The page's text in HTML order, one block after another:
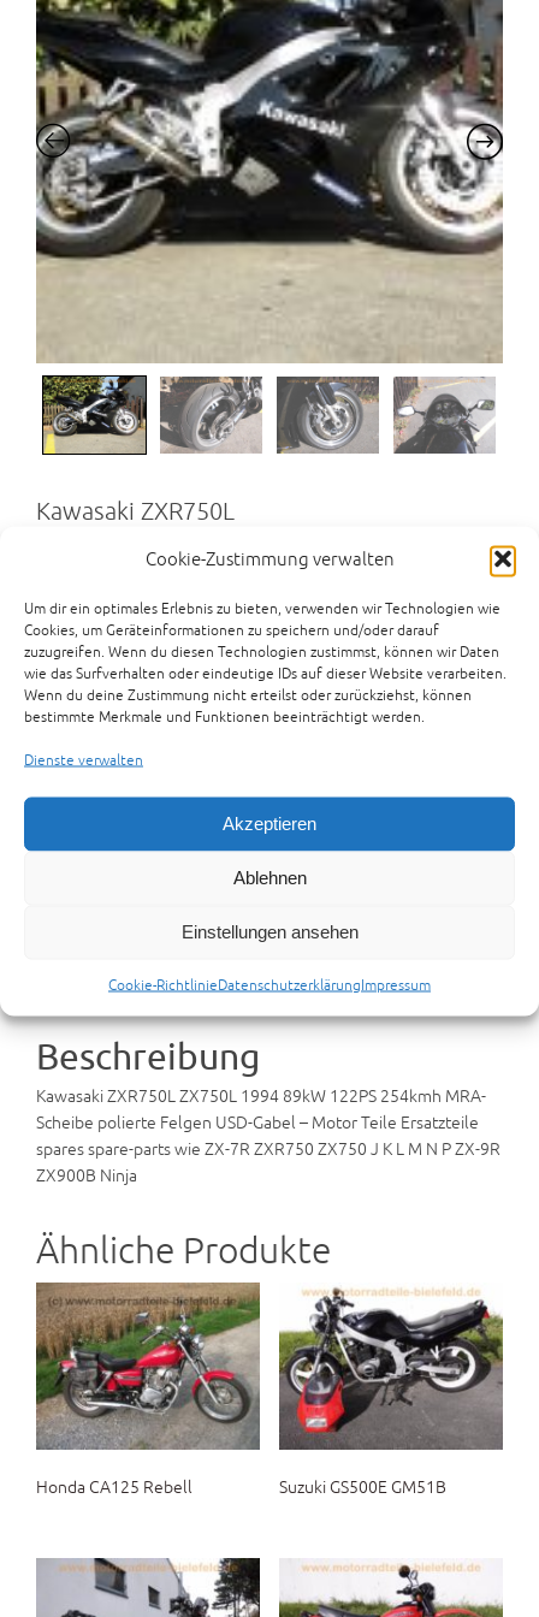
Cookie-Zustimmung verwalten
Um dir ein optimales Erlebnis zu bieten, verwenden wir Technologien wie
Cookies, um Geräteinformationen zu speichern und/oder darauf
zuzugreifen. Wenn du diesen Technologien zustimmst, können wir Daten
wie das Surfverhalten oder eindeutige IDs auf dieser Website verarbeiten.
Wenn du deine Zustimmung nicht erteilst oder zurückziehst, können
bestimmte Merkmale und Funktionen beeinträchtigt werden.
Dienste verwalten
Akzeptieren
Ablehnen
Einstellungen ansehen
Cookie-RichtlinieDatenschutzerklärungImpressum
Kawasaki ZXR750L
Komplettpreis : 1.500 €
– 89kW 122PS 254kmh
– MRA-Scheibe
– polierte Felgen
– USD-Gabel
neuen Reifen und weiteren Neuteilen. TÜV 03/2017.
Zur Anfrage hinzufügen
TEILETRÄGER Schlagwort:
Rezensionen (0)
Preisvorschlag senden
Beschreibung
Kawasaki ZXR750L ZX750L 1994 89kW 122PS 254kmh MRA-
Scheibe polierte Felgen USD-Gabel – Motor Teile Ersatzteile
spares spare-parts wie ZX-7R ZXR750 ZX750 J K L M N P ZX-9R
ZX900B Ninja
Ähnliche Produkte
Honda CA125 Rebell Suzuki GS500E GM51B